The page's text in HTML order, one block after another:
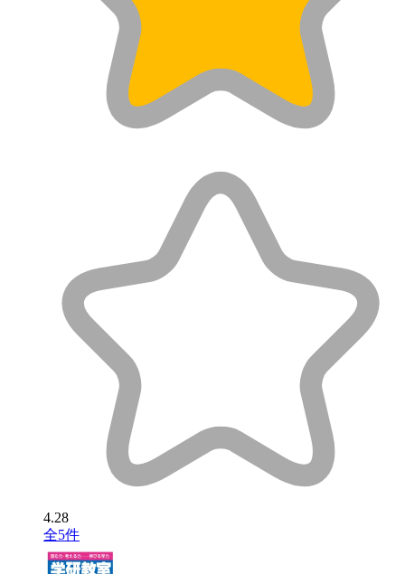
4.28
全5件